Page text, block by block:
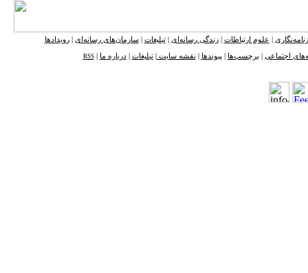
علوم ارتباطات |زندگی رسانه‌ای |تبلیغات سازمان‌های رسانه‌ای |رویدادها
اجتماعی برچسب‌ها پیوندها نقشه ‌سایت تبلیغات |درباره ما |
RSS